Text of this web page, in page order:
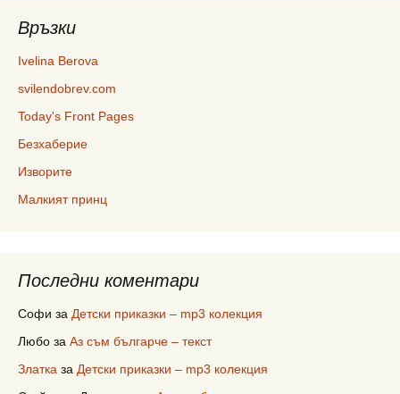
Връзки
Ivelina Berova
svilendobrev.com
Today's Front Pages
Безхаберие
Изворите
Малкият принц
Последни коментари
Софи за Детски приказки – mp3 колекция
Любо за Аз съм българче – текст
Златка за Детски приказки – mp3 колекция